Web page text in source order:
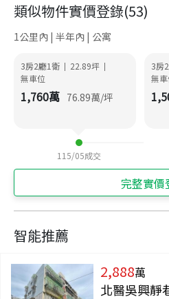
類似物件實價登錄(53)
1公里內 | 半年內 | 公寓
3房2廳1衛 | 22.89坪 |
無車位
1,760萬 76.89萬/坪
115/05成交
3房
無
完整實價
智能推薦
2,888萬
北醫吳興靜